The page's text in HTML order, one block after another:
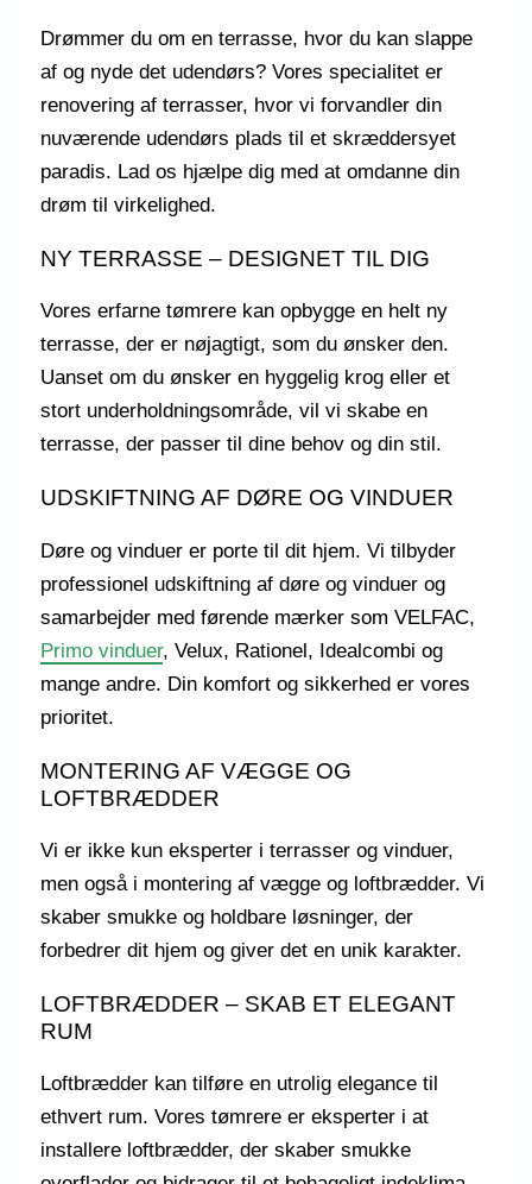
Drømmer du om en terrasse, hvor du kan slappe
af og nyde det udendørs? Vores specialitet er
renovering af terrasser, hvor vi forvandler din
nuværende udendørs plads til et skræddersyet
paradis. Lad os hjælpe dig med at omdanne din
drøm til virkelighed.
NY TERRASSE – DESIGNET TIL DIG
Vores erfarne tømrere kan opbygge en helt ny
terrasse, der er nøjagtigt, som du ønsker den.
Uanset om du ønsker en hyggelig krog eller et
stort underholdningsområde, vil vi skabe en
terrasse, der passer til dine behov og din stil.
UDSKIFTNING AF DØRE OG VINDUER
Døre og vinduer er porte til dit hjem. Vi tilbyder
professionel udskiftning af døre og vinduer og
samarbejder med førende mærker som VELFAC,
Primo vinduer, Velux, Rationel, Idealcombi og
mange andre. Din komfort og sikkerhed er vores
prioritet.
MONTERING AF VÆGGE OG
LOFTBRÆDDER
Vi er ikke kun eksperter i terrasser og vinduer,
men også i montering af vægge og loftbrædder. Vi
skaber smukke og holdbare løsninger, der
forbedrer dit hjem og giver det en unik karakter.
LOFTBRÆDDER – SKAB ET ELEGANT
RUM
Loftbrædder kan tilføre en utrolig elegance til
ethvert rum. Vores tømrere er eksperter i at
installere loftbrædder, der skaber smukke